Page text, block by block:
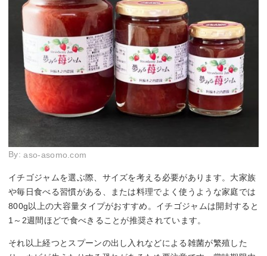
By:aso-asomo.com
イチゴジャムを選ぶ際、サイズを考える必要があります。大家族
や毎日食べる習慣がある、または料理でよく使うような家庭では
800g以上の大容量タイプがおすすめ。イチゴジャムは開封すると
1～2週間ほどで食べきることが推奨されています。
それ以上経つとスプーンの出し入れなどによる雑菌が繁殖した